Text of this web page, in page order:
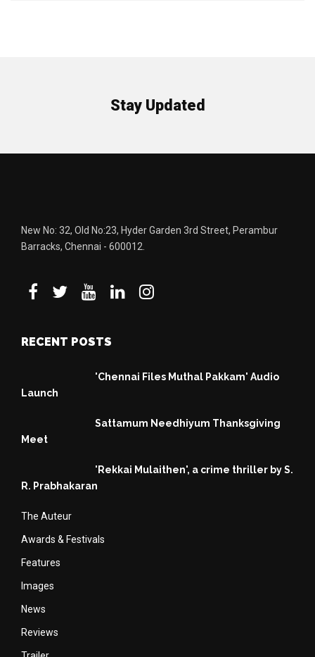
Stay Updated
New No: 32, Old No:23, Hyder Garden 3rd Street, Perambur
Barracks, Chennai - 600012.
RECENT POSTS
'Chennai Files Muthal Pakkam' Audio
Launch
Sattamum Needhiyum Thanksgiving
Meet
'Rekkai Mulaithen', a crime thriller by S.
R. Prabhakaran
The Auteur
Awards & Festivals
Features
Images
News
Reviews